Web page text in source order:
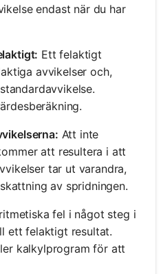
endast när du har
Ett felaktigt
avvikelser och,
Att inte
att resultera i att
tar ut varandra,
av spridningen.
fel i något steg i
ett felaktigt resultat.
kalkylprogram för att